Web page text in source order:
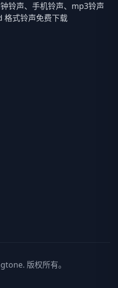
铃声、手机铃声、mp3铃声
式铃声免费下载
版权所有。